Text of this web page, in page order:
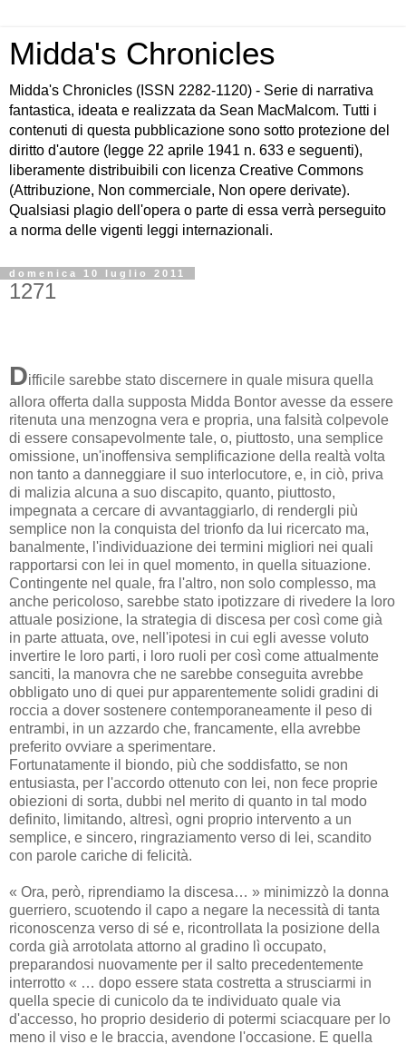
Midda's Chronicles
Midda's Chronicles (ISSN 2282-1120) - Serie di narrativa
fantastica, ideata e realizzata da Sean MacMalcom. Tutti i
contenuti di questa pubblicazione sono sotto protezione del
diritto d'autore (legge 22 aprile 1941 n. 633 e seguenti),
liberamente distribuibili con licenza Creative Commons
(Attribuzione, Non commerciale, Non opere derivate).
Qualsiasi plagio dell'opera o parte di essa verrà perseguito
a norma delle vigenti leggi internazionali.
domenica 10 luglio 2011
1271
Difficile sarebbe stato discernere in quale misura quella
allora offerta dalla supposta Midda Bontor avesse da essere
ritenuta una menzogna vera e propria, una falsità colpevole
di essere consapevolmente tale, o, piuttosto, una semplice
omissione, un'inoffensiva semplificazione della realtà volta
non tanto a danneggiare il suo interlocutore, e, in ciò, priva
di malizia alcuna a suo discapito, quanto, piuttosto,
impegnata a cercare di avvantaggiarlo, di rendergli più
semplice non la conquista del trionfo da lui ricercato ma,
banalmente, l'individuazione dei termini migliori nei quali
rapportarsi con lei in quel momento, in quella situazione.
Contingente nel quale, fra l'altro, non solo complesso, ma
anche pericoloso, sarebbe stato ipotizzare di rivedere la loro
attuale posizione, la strategia di discesa per così come già
in parte attuata, ove, nell'ipotesi in cui egli avesse voluto
invertire le loro parti, i loro ruoli per così come attualmente
sanciti, la manovra che ne sarebbe conseguita avrebbe
obbligato uno di quei pur apparentemente solidi gradini di
roccia a dover sostenere contemporaneamente il peso di
entrambi, in un azzardo che, francamente, ella avrebbe
preferito ovviare a sperimentare.
Fortunatamente il biondo, più che soddisfatto, se non
entusiasta, per l'accordo ottenuto con lei, non fece proprie
obiezioni di sorta, dubbi nel merito di quanto in tal modo
definito, limitando, altresì, ogni proprio intervento a un
semplice, e sincero, ringraziamento verso di lei, scandito
con parole cariche di felicità.
« Ora, però, riprendiamo la discesa… » minimizzò la donna
guerriero, scuotendo il capo a negare la necessità di tanta
riconoscenza verso di sé e, ricontrollata la posizione della
corda già arrotolata attorno al gradino lì occupato,
preparandosi nuovamente per il salto precedentemente
interrotto « … dopo essere stata costretta a strusciarmi in
quella specie di cunicolo da te individuato quale via
d'accesso, ho proprio desiderio di potermi sciacquare per lo
meno il viso e le braccia, avendone l'occasione. E quella